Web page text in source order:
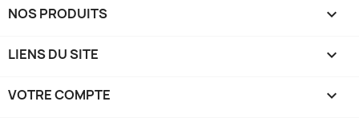
NOS PRODUITS 
LIENS DU SITE 
VOTRE COMPTE 